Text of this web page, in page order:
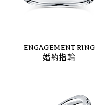
ENGAGEMENT RING
婚約指輪